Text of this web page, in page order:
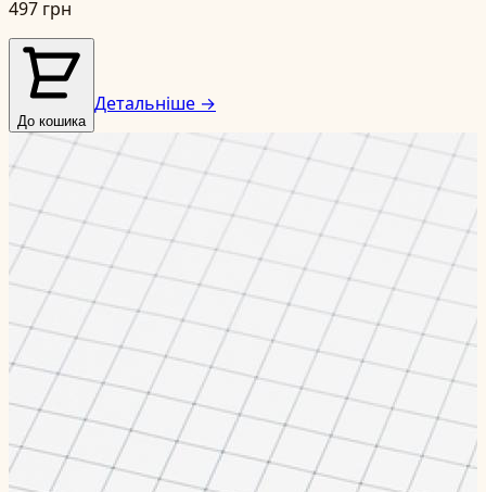
497 грн
До кошика
Детальніше →